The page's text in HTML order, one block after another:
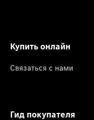
Купить онлайн
Связаться с нами
Гид покупателя